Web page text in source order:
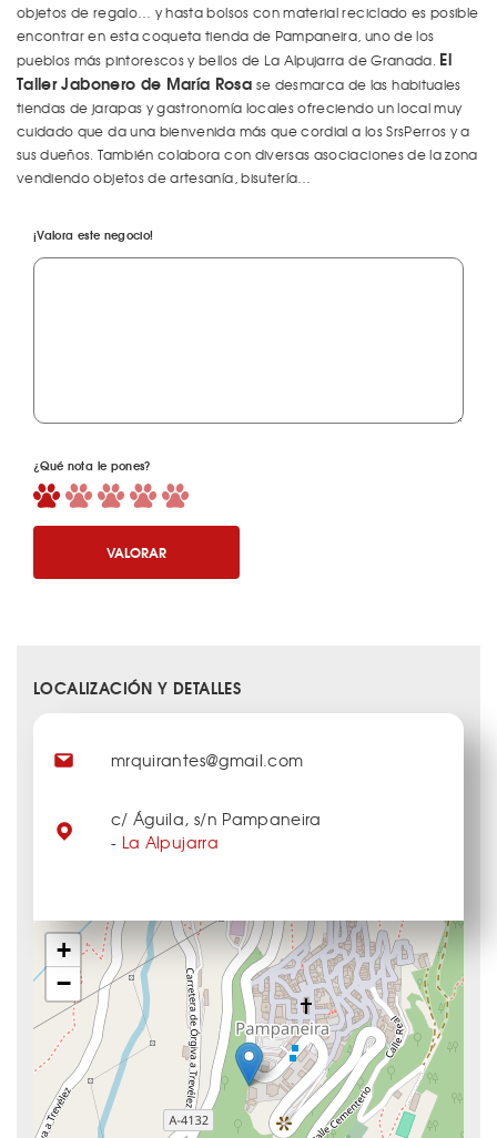
objetos de regalo… y hasta bolsos con material reciclado es posible
encontrar en esta coqueta tienda de Pampaneira, uno de los
pueblos más pintorescos y bellos de La Alpujarra de Granada. El
Taller Jabonero de María Rosa se desmarca de las habituales
tiendas de jarapas y gastronomía locales ofreciendo un local muy
cuidado que da una bienvenida más que cordial a los SrsPerros y a
sus dueños. También colabora con diversas asociaciones de la zona
vendiendo objetos de artesanía, bisutería…
¡Valora este negocio!
¿Qué nota le pones?
VALORAR
LOCALIZACIÓN Y DETALLES
+
−
mrquirantes@gmail.com
c/ Águila, s/n Pampaneira
- La Alpujarra